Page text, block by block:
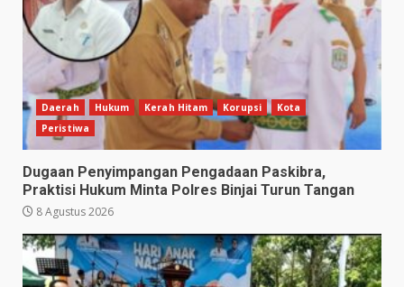
Daerah Hukum Kerah Hitam Korupsi
Kota
Peristiwa
Dugaan Penyimpangan Pengadaan Paskibra,
Praktisi Hukum Minta Polres Binjai Turun Tangan
8 Agustus 2026